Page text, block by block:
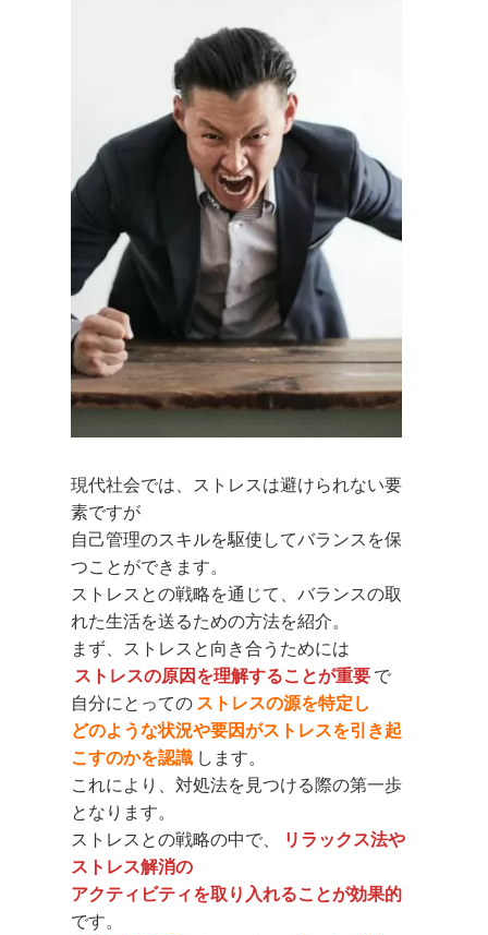
現代社会では、ストレスは避けられない要
素ですが
自己管理のスキルを駆使してバランスを保
つことができます。
ストレスとの戦略を通じて、バランスの取
れた生活を送るための方法を紹介。
まず、ストレスと向き合うためには
ストレスの原因を理解することが重要で
自分にとっての ストレスの源を特定し
どのような状況や要因がストレスを引き起
こすのかを認識 します。
これにより、対処法を見つける際の第一歩
となります。
ストレスとの戦略の中で、
リラックス法や
ストレス解消の
アクティビティを取り入れることが効果的
です。